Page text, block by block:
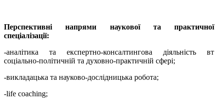
Перспективні напрями наукової та практичної
спеціалізації:
-аналітика та експертно-консалтингова діяльність вт
соціально-політичній та духовно-практичній сфері;
-викладацька та науково-дослідницька робота;
-life coaching;